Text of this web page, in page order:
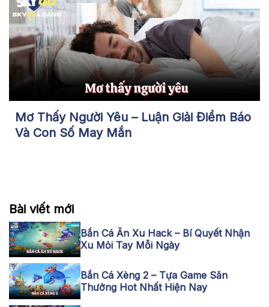
Mơ Thấy Người Yêu – Luận Giải Điềm Báo
Và Con Số May Mắn
Bài viết mới
Bắn Cá Ăn Xu Hack – Bí Quyết Nhận
Xu Mỏi Tay Mỗi Ngày
Bắn Cá Xèng 2 – Tựa Game Săn
Thưởng Hot Nhất Hiện Nay